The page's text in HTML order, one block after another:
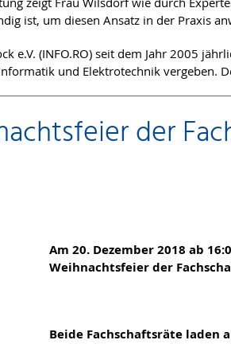
ist, um diesen Ansatz in der Praxis
e.V. (INFO.RO) seit dem Jahr 2005
und Elektrotechnik vergeben.
der
Am 20. Dezember 2018 ab
Weihnachtsfeier der
Beide Fachschaftsräte